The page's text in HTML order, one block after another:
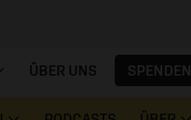
ÜBER UNS SPENDEN